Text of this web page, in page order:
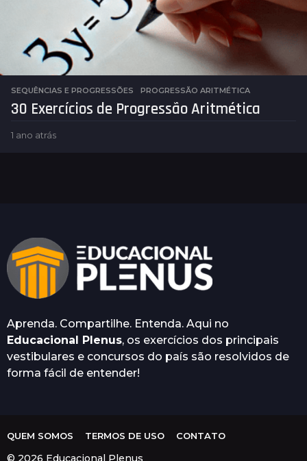
SEQUÊNCIAS E PROGRESSÕES PROGRESSÃO ARITMÉTICA
30 Exercícios de Progressão Aritmética
1 ano atrás
Aprenda. Compartilhe. Entenda. Aqui no
Educacional Plenus, os exercícios dos principais
vestibulares e concursos do país são resolvidos de
forma fácil de entender!
QUEM SOMOS TERMOS DE USO CONTATO
© 2026 Educacional Plenus